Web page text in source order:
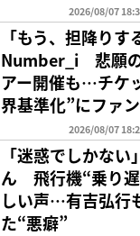
2026/08/07
「もう、担降りす
Number_i 悲願
アー開催も…チケ
界基準化”にファ
2026/08/07
「迷惑でしかない
ん 飛行機“乗り
しい声…有吉弘行
た“悪癖”